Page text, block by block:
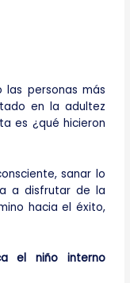
las personas más
en la adultez
es ¿qué hicieron
sanar lo
a disfrutar de la
hacia el éxito,
el niño interno